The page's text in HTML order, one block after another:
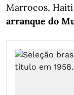
Marrocos, Haiti
arranque do